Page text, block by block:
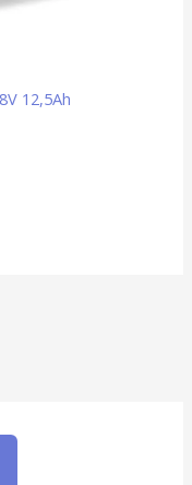
12,5Ah